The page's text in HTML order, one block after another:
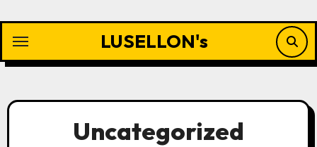
content
LUSELLON's
Uncategorized